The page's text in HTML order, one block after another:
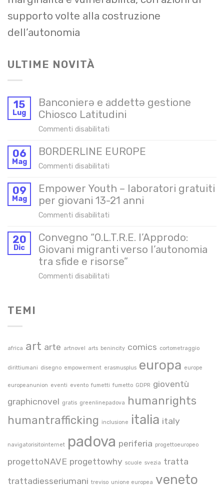
supporto volte alla costruzione
dell’autonomia
ULTIME NOVITÀ
15
Lug
Banconierə e addettə gestione
Chiosco Latitudini
Commenti disabilitati
e
Chiosco
Latitudini
06
Mag
BORDERLINE EUROPE
Commenti disabilitati
EUROPE
09
Mag
Empower Youth – laboratori gratuiti
per giovani 13-21 anni
Commenti disabilitati
Youth
–
laboratori
20
Dic
Convegno “O.L.T.R.E. l’Approdo:
Giovani migranti verso l’autonomia
tra sfide e risorse”
Commenti disabilitati
verso
tra
risorse”
TEMI
africa art arte artnovel arts benincity comics cortometraggio
dirittiumani disegno empowerment erasmusplus europa europe
europeanunion eventi evento fumetti fumetto GDPR gioventù
graphicnovel gratis greenlinepadova
humanrights
humantrafficking inclusione italia italy
navigatorisitointernet padova periferia progettoeuropeo
progettoNAVE progettowhy scuole svezia tratta
trattadiesseriumani treviso unione europea veneto